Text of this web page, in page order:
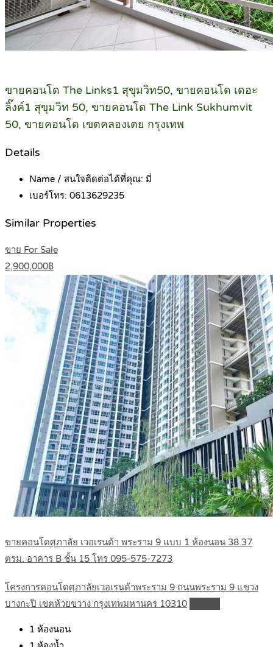
ขายคอนโด The Links1 สุขุมวิท50, ขายคอนโด เดอะ
ลิ๊งค์1 สุขุมวิท 50, ขายคอนโด The Link Sukhumvit
50, ขายคอนโด เขตคลองเตย กรุงเทพ
Details
Name / สนใจติดต่อได้ที่คุณ: มี่
เบอร์โทร: 0613629235
Similar Properties
ขาย For Sale
2,900,000฿
ขายคอนโดศุภาลัย เวอเรนด้า พระราม 9 แบบ 1 ห้องนอน 38.37
ตรม. อาคาร B ชั้น 15 โทร 095-575-7273
โครงการคอนโดศุภาลัยเวอเรนด้าพระราม 9 ถนนพระราม 9 แขวง
บางกะปิ เขตห้วยขวาง กรุงเทพมหานคร 10310
1 ห้องนอน